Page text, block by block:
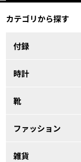
カテゴリから探す
付録
時計
靴
ファッション
雑貨